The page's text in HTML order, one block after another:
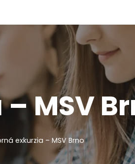
MSV
exkurzia – MSV Brno